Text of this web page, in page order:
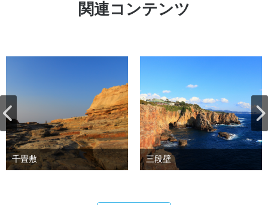
関連コンテンツ
千畳敷 三段壁